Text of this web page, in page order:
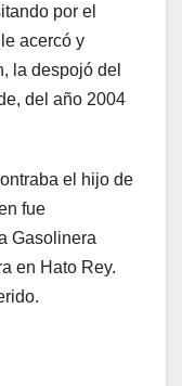
por el
acercó y
la despojó del
del año 2004
el hijo de
fue
Gasolinera
en Hato Rey.